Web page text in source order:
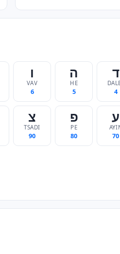
ד
4
ה
HE
5
ו
VAV
6
ע
70
פ
PE
80
צ
TSADI
90